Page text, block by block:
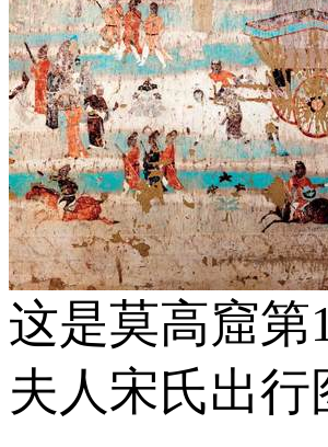
这是莫高窟
夫人宋氏出